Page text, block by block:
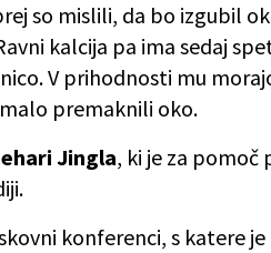
so mislili, da bo izgubil
kalcija pa ima sedaj
V prihodnosti mu
premaknili oko.
Jingla, ki je za pomoč
konferenci, s katere